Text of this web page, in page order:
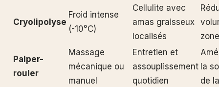
Cryolipolyse
Froid intense
(-10°C)
Cellulite avec
amas graisseux
localisés
Palper-
rouler
Massage
mécanique ou
manuel
Entretien et
assouplissement
quotidien
la
de